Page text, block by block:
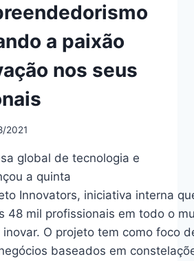
a paixão
nos seus
2021
global de tecnologia e
a quinta
Innovators, iniciativa interna
48 mil profissionais em todo o
O projeto tem como foco
baseados em